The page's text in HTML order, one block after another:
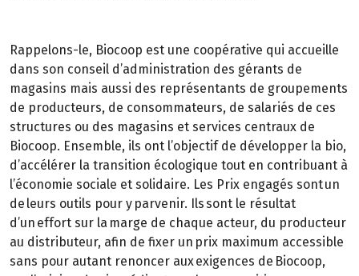
Rappelons-le, Biocoop est une coopérative qui accueille
dans son conseil d’administration des gérants de
magasins mais aussi des représentants de groupements
de producteurs, de consommateurs, de salariés de ces
structures ou des magasins et services centraux de
Biocoop. Ensemble, ils ont l’objectif de développer la bio,
d’accélérer la transition écologique tout en contribuant à
l’économie sociale et solidaire. Les Prix engagés sont un
de leurs outils pour y parvenir. Ils sont le résultat
d’un effort sur la marge de chaque acteur, du producteur
au distributeur, afin de fixer un prix maximum accessible
sans pour autant renoncer aux exigences de Biocoop,